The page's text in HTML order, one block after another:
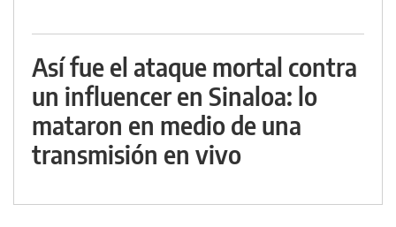
Así fue el ataque mortal contra
un influencer en Sinaloa: lo
mataron en medio de una
transmisión en vivo